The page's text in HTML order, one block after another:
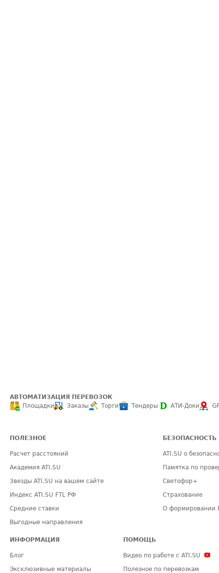
АВТОМАТИЗАЦИЯ ПЕРЕВОЗОК
Площадки
Заказы Торги Тендеры АТИ-Доки
ПОЛЕЗНОЕ
Расчет расстояний
Академия ATI.SU
Звезды ATI.SU на вашем сайте
Индекс ATI.SU FTL РФ
Средние ставки
Выгодные направления
БЕЗОПАСНОСТЬ
ATI.SU о
Памятка по
Светофор+
Страхование
О формировании
ИНФОРМАЦИЯ
Блог
Эксклюзивные материалы
ПОМОЩЬ
Видео по работе с ATI.SU
Полезное по перевозкам